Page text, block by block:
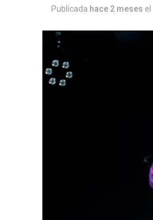
Publicada hace 2 meses el